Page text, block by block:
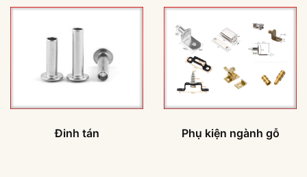
Đinh tán Phụ kiện ngành gỗ